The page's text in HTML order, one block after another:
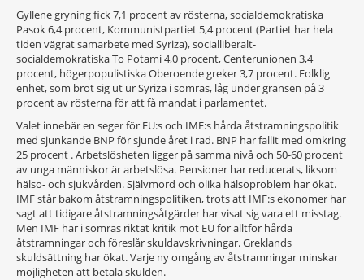
Gyllene gryning fick 7,1 procent av rösterna, socialdemokratiska
Pasok 6,4 procent, Kommunistpartiet 5,4 procent (Partiet har hela
tiden vägrat samarbete med Syriza), socialliberalt-
socialdemokratiska To Potami 4,0 procent, Centerunionen 3,4
procent, högerpopulistiska Oberoende greker 3,7 procent. Folklig
enhet, som bröt sig ut ur Syriza i somras, låg under gränsen på 3
procent av rösterna för att få mandat i parlamentet.
Valet innebär en seger för EU:s och IMF:s hårda åtstramningspolitik
med sjunkande BNP för sjunde året i rad. BNP har fallit med omkring
25 procent . Arbetslösheten ligger på samma nivå och 50-60 procent
av unga människor är arbetslösa. Pensioner har reducerats, liksom
hälso- och sjukvården. Självmord och olika hälsoproblem har ökat.
IMF står bakom åtstramningspolitiken, trots att IMF:s ekonomer har
sagt att tidigare åtstramningsåtgärder har visat sig vara ett misstag.
Men IMF har i somras riktat kritik mot EU för alltför hårda
åtstramningar och föreslår skuldavskrivningar. Greklands
skuldsättning har ökat. Varje ny omgång av åtstramningar minskar
möjligheten att betala skulden.